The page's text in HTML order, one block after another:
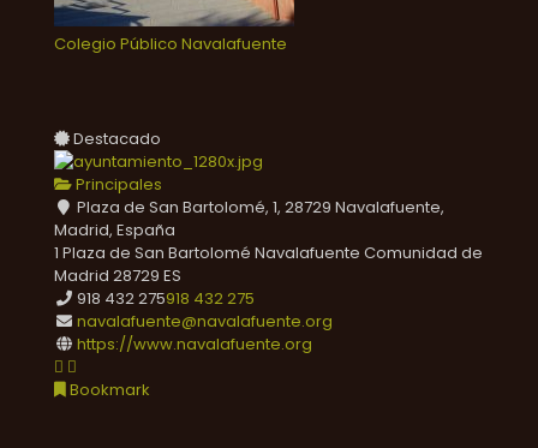
Colegio Público Navalafuente
Destacado
Principales
Plaza de San Bartolomé, 1, 28729 Navalafuente,
Madrid, España
1 Plaza de San Bartolomé Navalafuente Comunidad de
Madrid 28729 ES
918 432 275918 432 275
navalafuente@navalafuente.org
https://www.navalafuente.org
Bookmark